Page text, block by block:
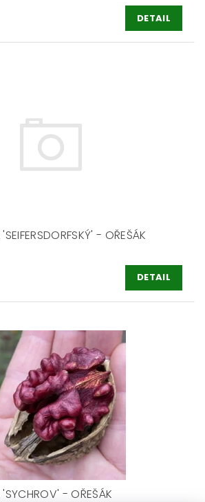
DETAIL
- OŘEŠÁK
DETAIL
'SYCHROV' - OŘEŠÁK